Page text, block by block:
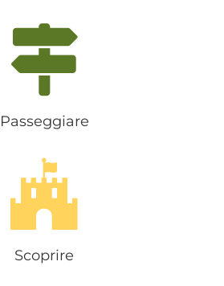
Passeggiare
Scoprire